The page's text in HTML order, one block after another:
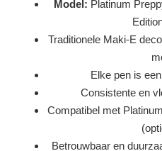
Model: Platinum
Traditionele Maki-E
Elke pen is
Consistente en
Compatibel met
Betrouwbaar en